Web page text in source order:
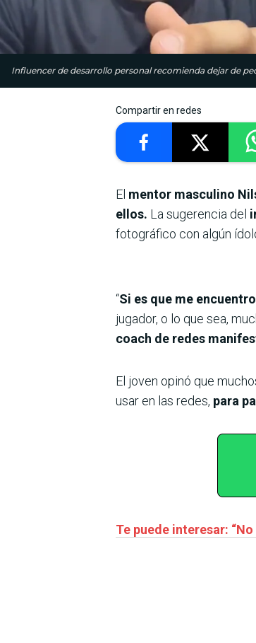
Influencer de desarrollo personal recomienda dejar de
Compartir en redes
El mentor masculino
ellos. La sugerencia del
fotográfico con algún
“Si es que me
jugador, o lo que sea,
coach de redes
El joven opinó que
usar en las redes, para
Te puede interesar: